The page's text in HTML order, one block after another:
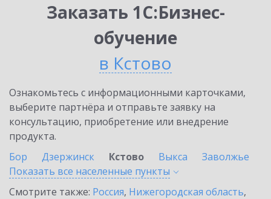
Заказать 1С:Бизнес-
обучение
в Кстово
Ознакомьтесь с информационными карточками,
выберите партнёра и отправьте заявку на
консультацию, приобретение или внедрение
продукта.
Бор
Дзержинск Кстово Выкса
Заволжье
Показать все населенные пункты
Смотрите также: Россия, Нижегородская область,